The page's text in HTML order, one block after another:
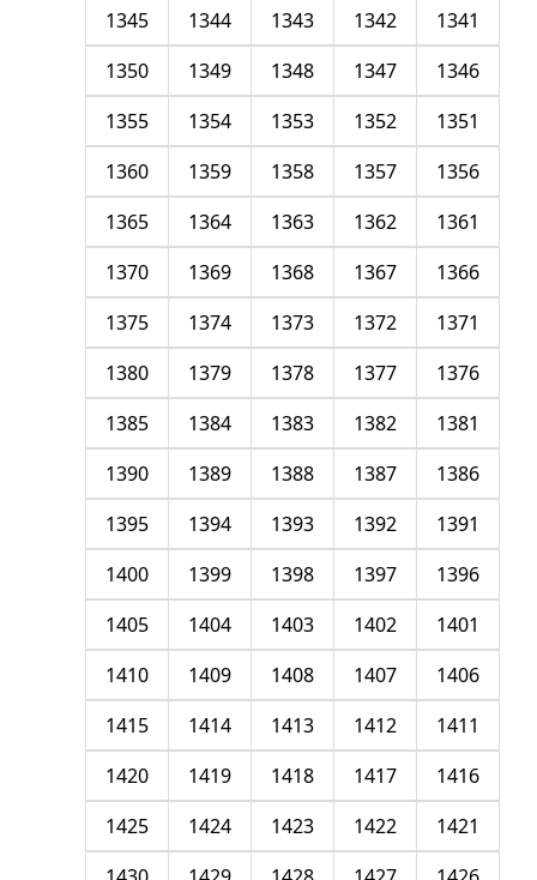
1341
1342
1343
1344
1345
1346
1347
1348
1349
1350
1351
1352
1353
1354
1355
1356
1357
1358
1359
1360
1361
1362
1363
1364
1365
1366
1367
1368
1369
1370
1371
1372
1373
1374
1375
1376
1377
1378
1379
1380
1381
1382
1383
1384
1385
1386
1387
1388
1389
1390
1391
1392
1393
1394
1395
1396
1397
1398
1399
1400
1401
1402
1403
1404
1405
1406
1407
1408
1409
1410
1411
1412
1413
1414
1415
1416
1417
1418
1419
1420
1421
1422
1423
1424
1425